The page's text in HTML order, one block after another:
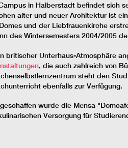
in Halberstadt befindet sich
alter und neuer Architektur ist
und der Liebfrauenkirche
des Wintersemesters 2004/2005
britischer Unterhaus-Atmosphäre
, die auch zahlreich von
steht den
ebenfalls zur Verfügung.
wurde die Mensa
Versorgung für